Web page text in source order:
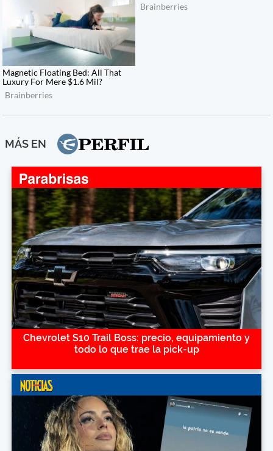
MÁS EN
Chevrolet S10 Trail Boss: precio, equipamiento y
todo lo que trae la pick-up